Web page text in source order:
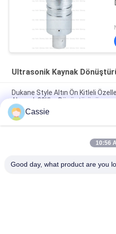
Ultrasonik Kaynak
Dukane Style Altın Ön Kitleli
Alaşımlı 20Khz Dönüştürücü
Titanyum Malzemeli 35Khz
1200w
Soğutma Hava Deliği ile 41S30
Cassie
10:56
Good day, what product are you